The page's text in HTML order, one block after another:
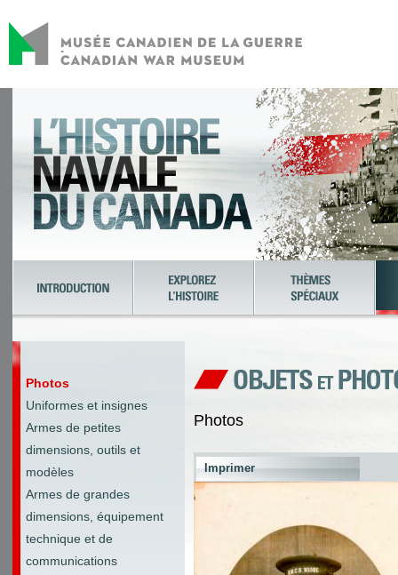
Photos
Uniformes et insignes
Armes de petites
dimensions, outils et
modèles
Armes de grandes
dimensions, équipement
technique et de
communications
Photos
Imprimer